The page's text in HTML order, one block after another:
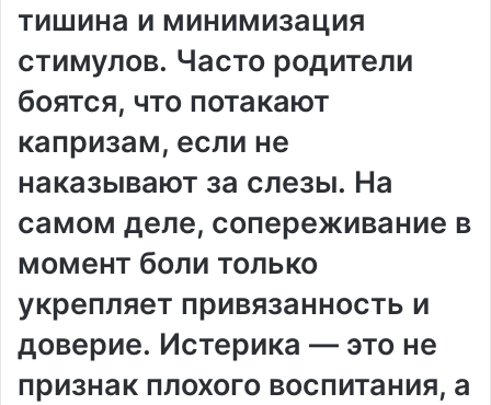
тишина и минимизация
стимулов․ Часто родители
боятся, что потакают
капризам, если не
наказывают за слезы․ На
самом деле, сопереживание в
момент боли только
укрепляет привязанность и
доверие․ Истерика — это не
признак плохого воспитания, а